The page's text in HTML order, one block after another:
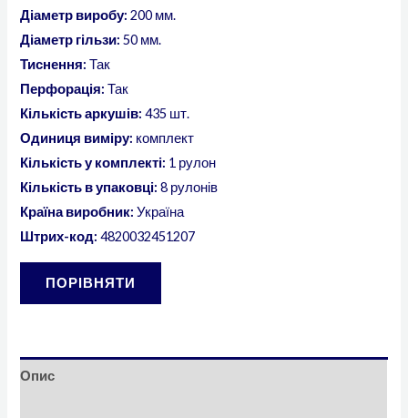
Діаметр виробу: 200 мм.
Діаметр гільзи: 50 мм.
Тиснення: Так
Перфорація: Так
Кількість аркушів: 435 шт.
Одиниця виміру: комплект
Кількість у комплекті: 1 рулон
Кількість в упаковці: 8 рулонів
Країна виробник: Україна
Штрих-код: 4820032451207
ПОРІВНЯТИ
Опис